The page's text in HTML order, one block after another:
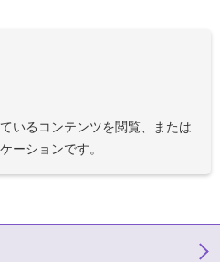
いるコンテンツを閲覧、または
ーションです。